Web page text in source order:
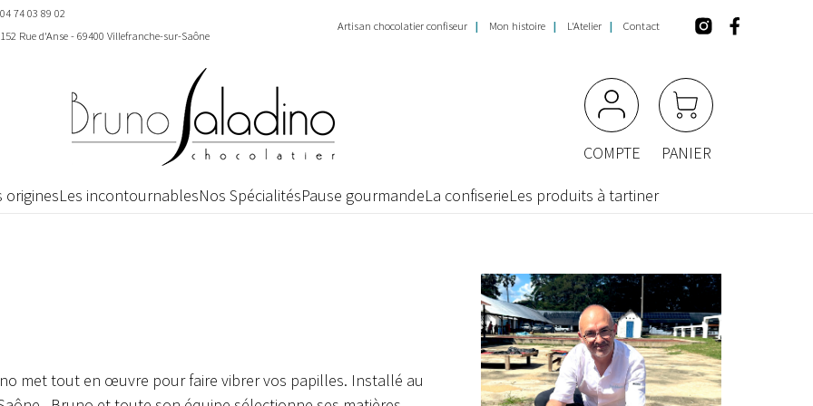
04 74 03 89 02
152 Rue d'Anse - 69400 Villefranche-sur-Saône
Artisan chocolatier confiseur Mon histoire L'Atelier Contact
COMPTE PANIER
originesLes incontournablesNos SpécialitésPause gourmandeLa confiserieLes produits à tartiner
met tout en œuvre pour faire vibrer vos papilles. Installé au